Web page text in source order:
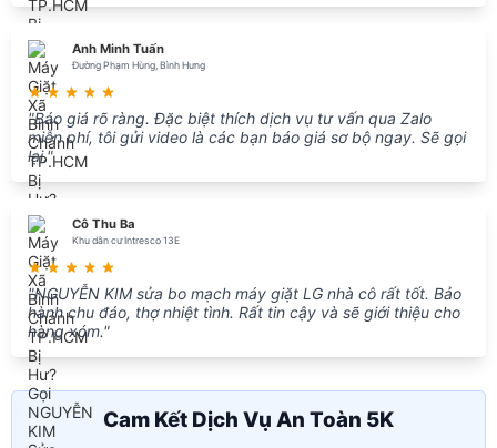
Anh Minh Tuấn
Đường Phạm Hùng, Bình Hưng
"Báo giá rõ ràng. Đặc biệt thích dịch vụ tư vấn qua Zalo
miễn phí, tôi gửi video là các bạn báo giá sơ bộ ngay. Sẽ gọi
lại."
Cô Thu Ba
Khu dân cư Intresco 13E
"NGUYỄN KIM sửa bo mạch máy giặt LG nhà cô rất tốt. Bảo
hành chu đáo, thợ nhiệt tình. Rất tin cậy và sẽ giới thiệu cho
hàng xóm."
Cam Kết Dịch Vụ An Toàn 5K